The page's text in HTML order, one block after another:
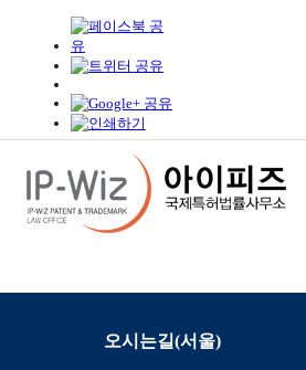
오시는길(서울)